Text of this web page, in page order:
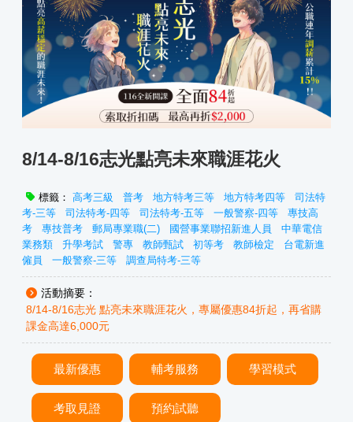
8/14-8/16志光點亮未來職涯花火
標籤：高考三級 普考 地方特考三等 地方特考四等
司法特
考-三等
司法特考-四等 司法特考-五等 一般警察-四等
專技高
考
專技普考 郵局專業職(二) 國營事業聯招新進人員
中華電信
業務類
升學考試 警專 教師甄試 初等考 教師檢定
台電新進
僱員
一般警察-三等 調查局特考-三等
活動摘要：
8/14-8/16志光 點亮未來職涯花火，專屬優惠84折起，再省購
課金高達6,000元
最新優惠 輔考服務 學習模式
考取見證 預約試聽